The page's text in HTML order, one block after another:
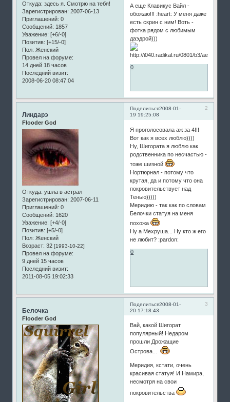
Откуда: здесь я. Смотрю на тебя!
Зарегистрирован: 2007-06-13
Приглашений: 0
Сообщений: 1857
Уважение: [+6/-0]
Позитив: [+15/-0]
Пол: Женский
Провел на форуме:
14 дней 18 часов
Последний визит:
2008-06-20 08:47:04
А еще Клавикус Вайл -
обожаю!!! :heart: У меня даже
есть скрин с ним! Воть -
фотка рядом с любимым
даэдрой)))
0
Поделиться 2
2008-01-
19 19:25:08
Линдарэ
Flooder God
Откуда: ушла в астрал
Зарегистрирован: 2007-06-11
Приглашений: 0
Сообщений: 1620
Уважение: [+4/-0]
Позитив: [+5/-0]
Пол: Женский
Возраст: 32[1993-10-22]
Провел на форуме:
9 дней 15 часов
Последний визит:
2011-08-05 19:02:33
Я проголосовала аж за 4!!!
Вот как я всех люблю))))
Ну, Шигората я люблю как
родственника по несчастью -
тоже шизной
Нортюрнал - потому что
крутая, да и потому что она
покровительствует над
Тенью)))))
Меридию - так как по словам
Белочки статуя на меня
похожа
Ну а Мехруша... Ну кто ж его
не любит? :pardon:
0
Поделиться 3
2008-01-
20 17:18:43
Белочка
Flooder God
Вай, какой Шигорат
популярный! Недаром
прошли Дрожащие
Острова...
Меридия, кстати, очень
красивая статуя! И Намира,
несмотря на свои
покровительства